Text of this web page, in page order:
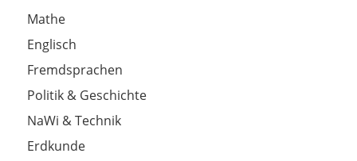
Mathe
Englisch
Fremdsprachen
Politik & Geschichte
NaWi & Technik
Erdkunde